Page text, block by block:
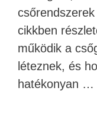
cikkben
működik a
léteznek, és
hatékonyan …